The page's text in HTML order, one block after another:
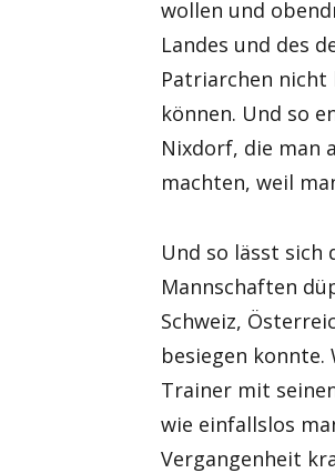
wollen und
Landes und des
Patriarchen nicht
können. Und so
Nixdorf, die man
machten, weil
Und so lässt sich
Mannschaften
Schweiz,
besiegen konnte.
Trainer mit
wie einfallslos
Vergangenheit